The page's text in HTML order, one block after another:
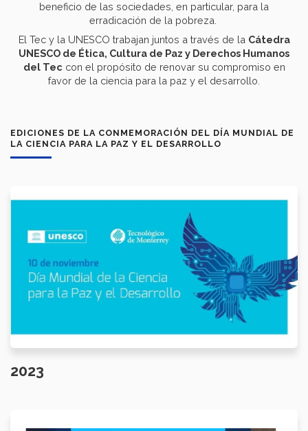
beneficio de las sociedades, en particular, para la
erradicación de la pobreza.
El Tec y la UNESCO trabajan juntos a través de la Cátedra
UNESCO de Ética, Cultura de Paz y Derechos Humanos
del Tec con el propósito de renovar su compromiso en
favor de la ciencia para la paz y el desarrollo.
EDICIONES DE LA CONMEMORACIÓN DEL DÍA MUNDIAL DE
LA CIENCIA PARA LA PAZ Y EL DESARROLLO
2023